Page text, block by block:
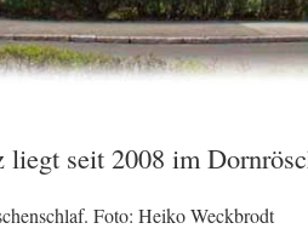
seit 2008 im
Foto: Heiko Weckbrodt